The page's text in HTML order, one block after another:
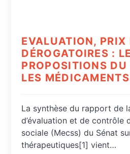
EVALUATION, PRIX
DÉROGATOIRES :
PROPOSITIONS DU
LES
La synthèse du rapport de
d’évaluation et de contrôle
sociale (Mecss) du Sénat
thérapeutiques[1] vient…